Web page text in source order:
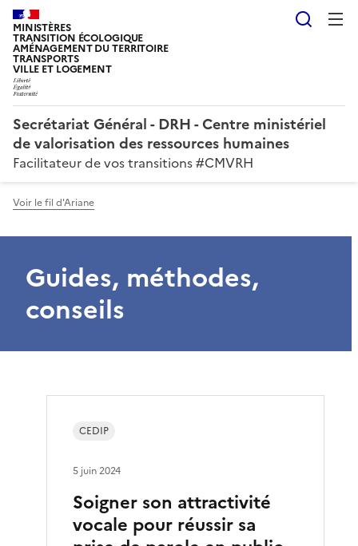
MINISTÈRES
TRANSITION ÉCOLOGIQUE
AMÉNAGEMENT DU TERRITOIRE
TRANSPORTS
VILLE ET LOGEMENT
Secrétariat Général - DRH - Centre ministériel
de valorisation des ressources humaines
Facilitateur de vos transitions #CMVRH
Voir le fil d'Ariane
Guides, méthodes,
conseils
Soigner son attractivité
vocale pour réussir sa
CEDIP
5 juin 2024